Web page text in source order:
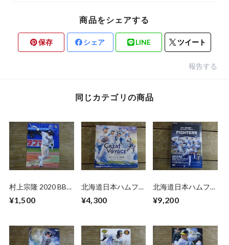
商品をシェアする
保存 シェア LINE ツイート
報告する
同じカテゴリの商品
村上宗隆 2020 BBM
¥1,500
北海道日本ハムファ
ット 2025 BBM 未
¥4,300
北海道日本ハムファ
未開封 BOX
¥9,200